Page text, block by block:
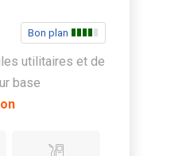
Bon plan
utilitaires et de
base